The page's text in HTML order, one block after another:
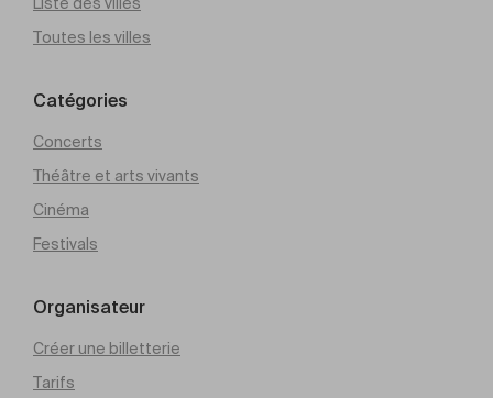
Liste des villes
Toutes les villes
Catégories
Concerts
Théâtre et arts vivants
Cinéma
Festivals
Organisateur
Créer une billetterie
Tarifs